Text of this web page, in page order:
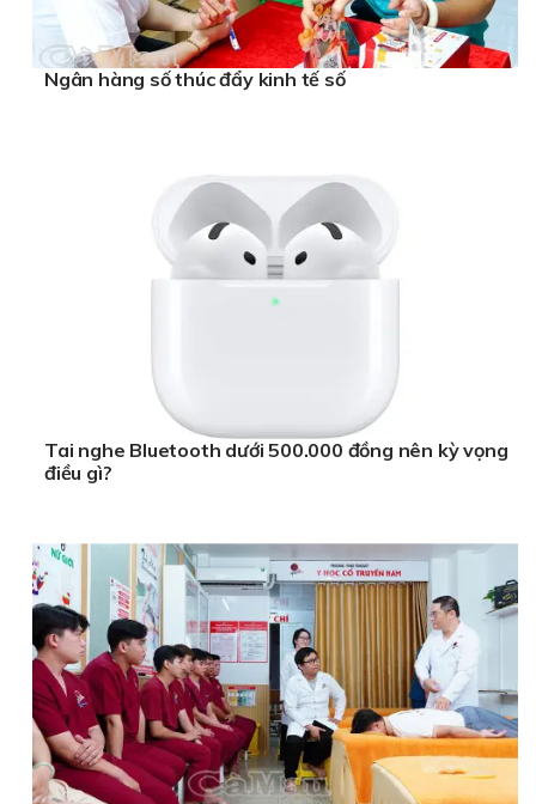
Ngân hàng số thúc đẩy kinh tế số
Tai nghe Bluetooth dưới 500.000 đồng nên kỳ vọng
điều gì?